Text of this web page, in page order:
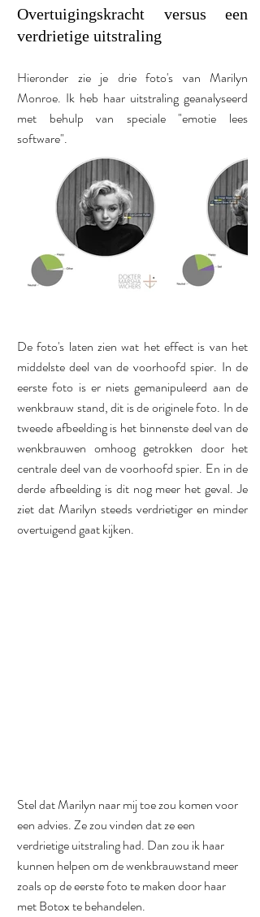
Overtuigingskracht versus een
verdrietige uitstraling
Hieronder zie je drie foto's van Marilyn
Monroe. Ik heb haar uitstraling geanalyseerd
met behulp van speciale "emotie lees
software".
De foto's laten zien wat het effect is van het
middelste deel van de voorhoofd spier. In de
eerste foto is er niets gemanipuleerd aan de
wenkbrauw stand, dit is de originele foto. In de
tweede afbeelding is het binnenste deel van de
wenkbrauwen omhoog getrokken door het
centrale deel van de voorhoofd spier. En in de
derde afbeelding is dit nog meer het geval. Je
ziet dat Marilyn steeds verdrietiger en minder
overtuigend gaat kijken.
Stel dat Marilyn naar mij toe zou komen voor
een advies. Ze zou vinden dat ze een
verdrietige uitstraling had. Dan zou ik haar
kunnen helpen om de wenkbrauwstand meer
zoals op de eerste foto te maken door haar
met Botox te behandelen.